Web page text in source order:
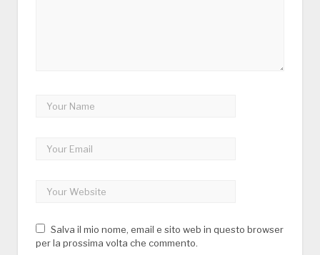
Salva il mio nome, email e sito web in questo browser
per la prossima volta che commento.